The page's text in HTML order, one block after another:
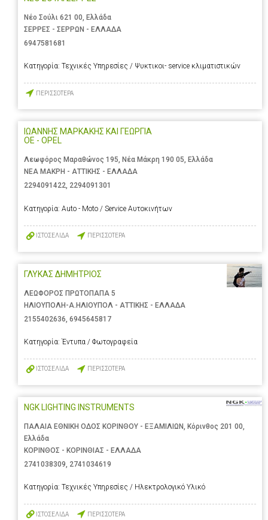
Νέο Σούλι 621 00, Ελλάδα
ΣΕΡΡΕΣ - ΣΕΡΡΩΝ - ΕΛΛΑΔΑ
6947581681
Κατηγορία: Τεχνικές Υπηρεσίες / Ψυκτικοι- service κλιματιστικών
ΠΕΡΙΣΣΟΤΕΡΑ
ΙΩΑΝΝΗΣ ΜΑΡΚΑΚΗΣ ΚΑΙ ΓΕΩΡΓΙΑ
ΟΕ - OPEL
Λεωφόρος Μαραθώνος 195, Νέα Μάκρη 190 05, Ελλάδα
ΝΕΑ ΜΑΚΡΗ - ΑΤΤΙΚΗΣ - ΕΛΛΑΔΑ
2294091422, 2294091301
Κατηγορία: Auto - Moto / Service Αυτοκινήτων
ΙΣΤΟΣΕΛΙΔΑ ΠΕΡΙΣΣΟΤΕΡΑ
ΓΛΥΚΑΣ ΔΗΜΗΤΡΙΟΣ
ΛΕΩΦΟΡΟΣ ΠΡΩΤΟΠΑΠΑ 5
ΗΛΙΟΥΠΟΛΗ-Α.ΗΛΙΟΥΠΟΛ - ΑΤΤΙΚΗΣ - ΕΛΛΑΔΑ
2155402636 6945645817
Κατηγορία: Έντυπα / Φωτογραφεία
ΙΣΤΟΣΕΛΙΔΑ ΠΕΡΙΣΣΟΤΕΡΑ
NGK LIGHTING INSTRUMENTS
ΠΑΛΑΙΑ ΕΘΝΙΚΗ ΟΔΟΣ ΚΟΡΙΝΘΟΥ - ΕΞΑΜΙΛΙΩΝ, Κόρινθος 201 00,
Ελλάδα
ΚΟΡΙΝΘΟΣ - ΚΟΡΙΝΘΙΑΣ - ΕΛΛΑΔΑ
2741038309, 2741034619
Κατηγορία: Τεχνικές Υπηρεσίες / Ηλεκτρολογικό Υλικό
ΙΣΤΟΣΕΛΙΔΑ ΠΕΡΙΣΣΟΤΕΡΑ